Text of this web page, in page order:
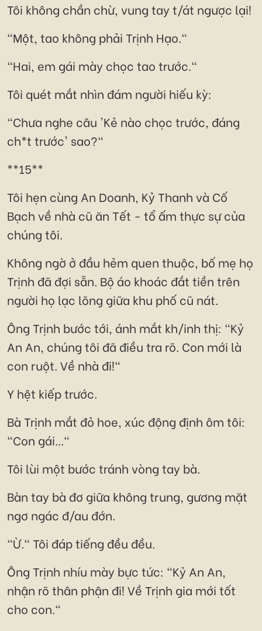
Tôi không chần chừ, vung tay t/át ngược lại!
"Một, tao không phải Trịnh Hạo."
"Hai, em gái mày chọc tao trước."
Tôi quét mắt nhìn đám người hiếu kỳ:
"Chưa nghe câu 'Kẻ nào chọc trước, đáng
ch*t trước' sao?"
**15**
Tôi hẹn cùng An Doanh, Kỷ Thanh và Cố
Bạch về nhà cũ ăn Tết - tổ ấm thực sự của
chúng tôi.
Không ngờ ở đầu hẻm quen thuộc, bố mẹ họ
Trịnh đã đợi sẵn. Bộ áo khoác đắt tiền trên
người họ lạc lõng giữa khu phố cũ nát.
Ông Trịnh bước tới, ánh mắt kh/inh thị: "Kỷ
An An, chúng tôi đã điều tra rõ. Con mới là
con ruột. Về nhà đi!"
Y hệt kiếp trước.
Bà Trịnh mắt đỏ hoe, xúc động định ôm tôi:
"Con gái..."
Tôi lùi một bước tránh vòng tay bà.
Bàn tay bà đơ giữa không trung, gương mặt
ngơ ngác đ/au đớn.
"Ừ." Tôi đáp tiếng đều đều.
Ông Trịnh nhíu mày bực tức: "Kỷ An An,
nhận rõ thân phận đi! Về Trịnh gia mới tốt
cho con."